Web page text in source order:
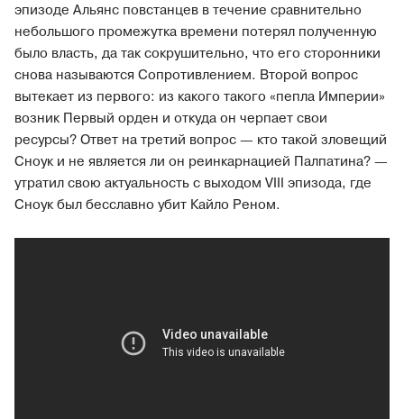
эпизоде Альянс повстанцев в течение сравнительно
небольшого промежутка времени потерял полученную
было власть, да так сокрушительно, что его сторонники
снова называются Сопротивлением. Второй вопрос
вытекает из первого: из какого такого «пепла Империи»
возник Первый орден и откуда он черпает свои
ресурсы? Ответ на третий вопрос — кто такой зловещий
Сноук и не является ли он реинкарнацией Палпатина? —
утратил свою актуальность с выходом VIII эпизода, где
Сноук был бесславно убит Кайло Реном.